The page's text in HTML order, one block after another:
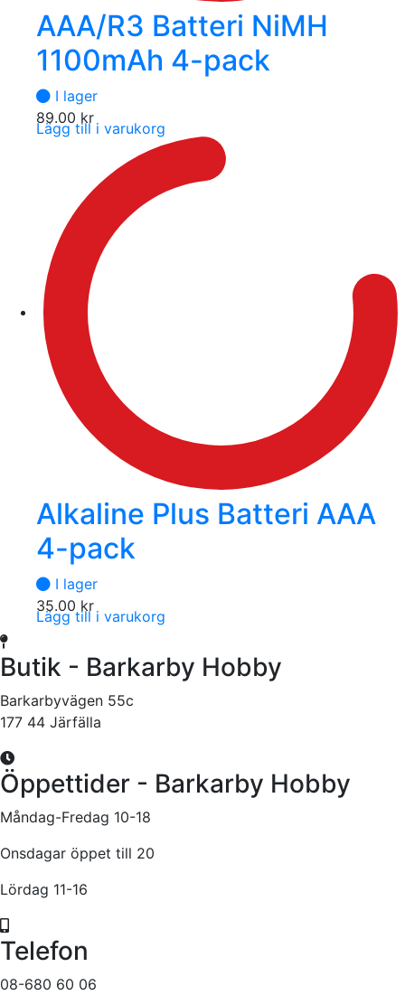
AAA/R3 Batteri NiMH
1100mAh 4-pack
I lager
89.00 kr
Lägg till i varukorg
Alkaline Plus Batteri AAA
4-pack
I lager
35.00 kr
Lägg till i varukorg
Butik - Barkarby Hobby
Barkarbyvägen 55c
177 44 Järfälla
Öppettider - Barkarby Hobby
Måndag-Fredag 10-18
Onsdagar öppet till 20
Lördag 11-16
Telefon
08-680 60 06